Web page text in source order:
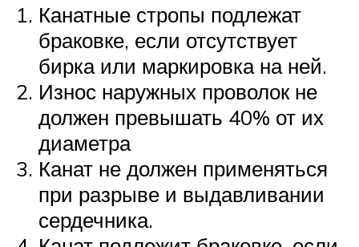
Канатные стропы подлежат
браковке, если отсутствует
бирка или маркировка на ней.
Износ наружных проволок не
должен превышать 40% от их
диаметра
Канат не должен применяться
при разрыве и выдавливании
сердечника.